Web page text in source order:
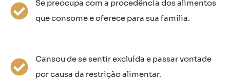
Se preocupa com a procedência dos alimentos
que consome e oferece para sua família.
Cansou de se sentir excluída e passar vontade
por causa da restrição alimentar.